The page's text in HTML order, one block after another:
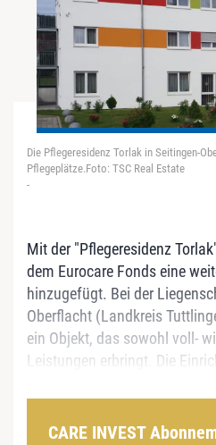
Die Pflegeresidenz Torlak in Seitingen-
Pflegeplätze.Foto: TSC Real Estate
-
Mit der "Pflegeresidenz
dem Eurocare Fonds eine
hinzugefügt. Bei der
Oberflacht (Landkreis
ein Objekt, das sowohl voll-
Leistungen erbringt. Die
CARE INVEST